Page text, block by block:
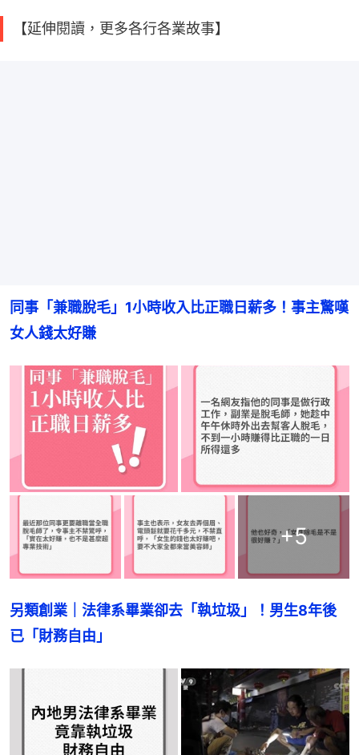
【延伸閱讀，更多各行各業故事】
同事「兼職脫毛」1小時收入比正職日薪多！事主驚嘆
女人錢太好賺
+5
另類創業｜法律系畢業卻去「執垃圾」！男生8年後
已「財務自由」